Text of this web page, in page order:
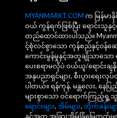
MYANMARKT.COM က မြန်မာ
ဝယ် ကွန်ရက်ဖြစ်ပြီး ရောင်း
တည်ထောင်ထားပါသည်။
င့်စုံလင်စွာသော ကုန်စည်နှင့်ဝန်ဆ
ကောင်းမွန်မှုနှင့်အတူချိုသာသော ဈ
ပေးစရာမလိုပဲ ဝယ်ယူ/ရောင်းချနို
အနုပညာရှင်များ, စီးပွားရေးလုပ်င
ပါတယ်။ ရန်ကုန်, မန္တလေး, နေပြ
များစွာသော ဝင်ရောက်ကြည့်
ရောင်းများ, အိမ်များ, တိုက်ခန်းမျ
နှင့်အတူ အခြားအိမ်ခြံမြေကွက်မျ